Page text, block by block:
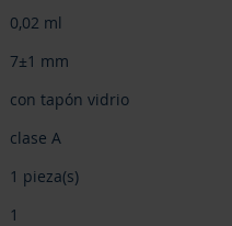
0,02 ml
7±1 mm
con tapón vidrio
clase A
1 pieza(s)
1